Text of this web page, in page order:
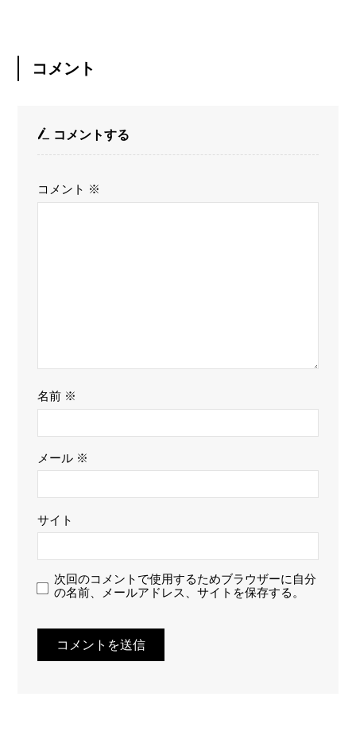
コメント
コメントする
コメント ※
名前 ※
メール ※
サイト
次回のコメントで使用するためブラウザーに自分
の名前、メールアドレス、サイトを保存する。